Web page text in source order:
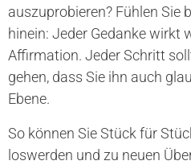
auszuprobieren? Fühlen Sie
hinein: Jeder Gedanke wirkt
Affirmation. Jeder Schritt
gehen, dass Sie ihn auch
Ebene.
So können Sie Stück für
loswerden und zu neuen